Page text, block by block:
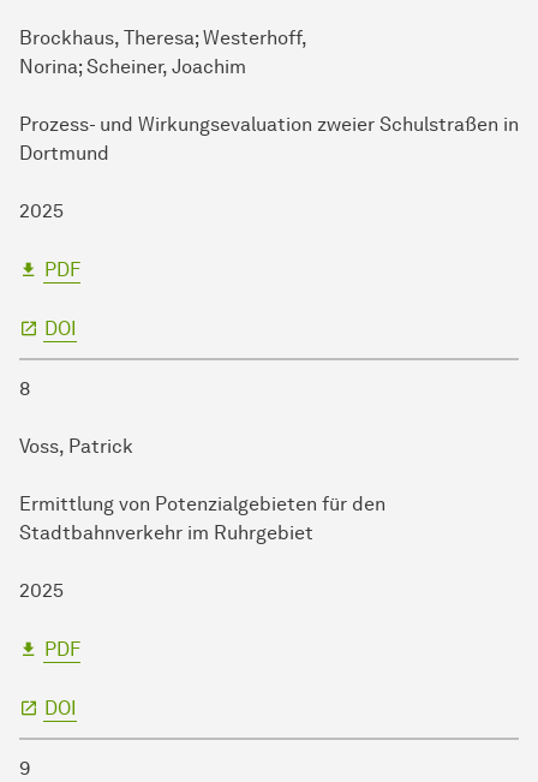
Brockhaus, Theresa; Westerhoff,
Norina; Scheiner, Joachim
Prozess- und Wirkungsevaluation zweier Schulstraßen in
Dortmund
2025
PDF
DOI
8
Voss, Patrick
Ermittlung von Potenzialgebieten für den
Stadtbahnverkehr im Ruhrgebiet
2025
PDF
DOI
9